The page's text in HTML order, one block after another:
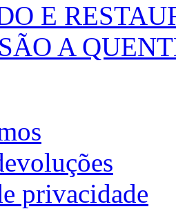
E
A
privacidade